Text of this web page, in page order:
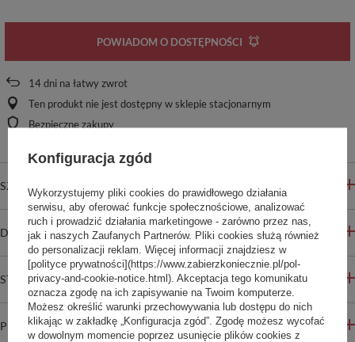
POWIADOM O DOSTĘPNOŚCI
14dni na łatwy zwrot
Ten produkt nie jest dostępny w sklepie stacjonarnym
Bezpieczne zakupy
SZCZEGÓŁOWE INFORMACJE
DO POBRANIA
STREFA REKOMENDACJI
PYTANIA INNYCH KLIENTÓW
Konfiguracja zgód
Wykorzystujemy pliki cookies do prawidłowego działania
serwisu, aby oferować funkcje społecznościowe, analizować
ruch i prowadzić działania marketingowe - zarówno przez nas,
jak i naszych Zaufanych Partnerów. Pliki cookies służą również
do personalizacji reklam. Więcej informacji znajdziesz w
[polityce prywatności](https://www.zabierzkoniecznie.pl/pol-
privacy-and-cookie-notice.html). Akceptacja tego komunikatu
oznacza zgodę na ich zapisywanie na Twoim komputerze.
Możesz określić warunki przechowywania lub dostępu do nich
klikając w zakładkę „Konfiguracja zgód”. Zgodę możesz wycofać
w dowolnym momencie poprzez usunięcie plików cookies z